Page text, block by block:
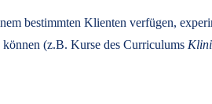
bestimmten Klienten verfügen,
können (z.B. Kurse des Curriculums